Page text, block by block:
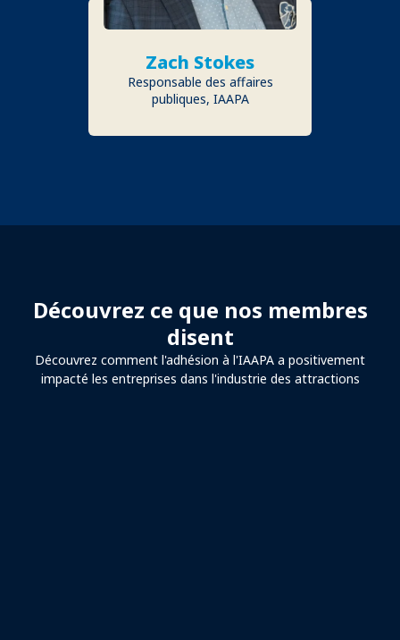
Zach Stokes
Responsable des affaires
publiques, IAAPA
Découvrez ce que nos membres
disent
Découvrez comment l'adhésion à l'IAAPA a positivement
impacté les entreprises dans l'industrie des attractions